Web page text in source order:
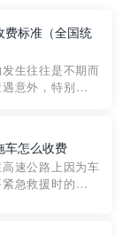
费标准（全国统
生往往是不期而
意外，特别是在
援拖车的收费标
时应注...
车怎么收费
速公路上因为车
急救援时的必备